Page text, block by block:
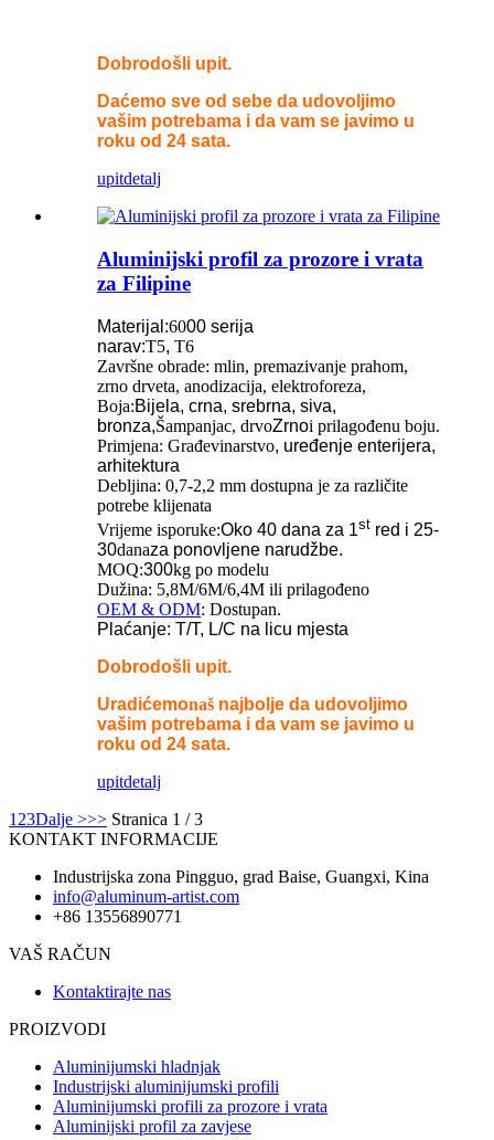
Dobrodošli upit.
Daćemo sve od sebe da udovoljimo
vašim potrebama i da vam se javimo u
roku od 24 sata.
upitdetalj
Aluminijski profil za prozore i vrata
za Filipine
Materijal:6000 serija
narav:T5, T6
Završne obrade: mlin, premazivanje prahom,
zrno drveta, anodizacija, elektroforeza,
Boja:Bijela, crna, srebrna, siva,
bronza,Šampanjac, drvoZrnoi prilagođenu boju.
Primjena: Građevinarstvo, uređenje enterijera,
arhitektura
Debljina: 0,7-2,2 mm dostupna je za različite
potrebe klijenata
Vrijeme isporuke:Oko 40 dana za 1st red i 25-
30danaza ponovljene narudžbe.
MOQ:300kg po modelu
Dužina: 5,8M/6M/6,4M ili prilagođeno
OEM & ODM: Dostupan.
Plaćanje: T/T, L/C na licu mjesta
Dobrodošli upit.
Uradićemonaš najbolje da udovoljimo
vašim potrebama i da vam se javimo u
roku od 24 sata.
upitdetalj
1 23Dalje >>> Stranica 1 / 3
KONTAKT INFORMACIJE
Industrijska zona Pingguo, grad Baise, Guangxi, Kina
info@aluminum-artist.com
+86 13556890771
VAŠ RAČUN
Kontaktirajte nas
PROIZVODI
Aluminijumski hladnjak
Industrijski aluminijumski profili
Aluminijumski profili za prozore i vrata
Aluminijski profil za zavjese